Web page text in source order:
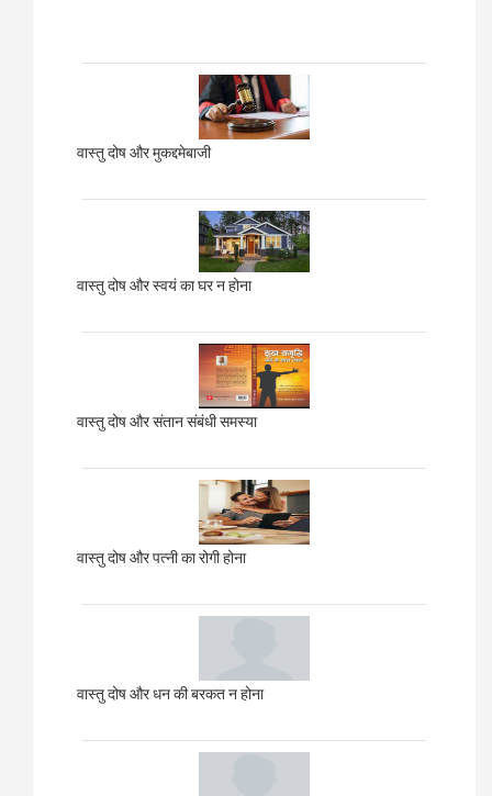
वास्तु दोष और मुकद्दमेबाजी
वास्तु दोष और स्वयं का घर न होना
वास्तु दोष और संतान संबंधी समस्या
वास्तु दोष और पत्नी का रोगी होना
वास्तु दोष और धन की बरकत न होना